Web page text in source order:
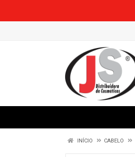
INÍCIO CABELO